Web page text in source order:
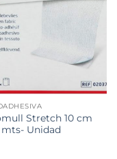
Stretch 10 cm
mts- Unidad